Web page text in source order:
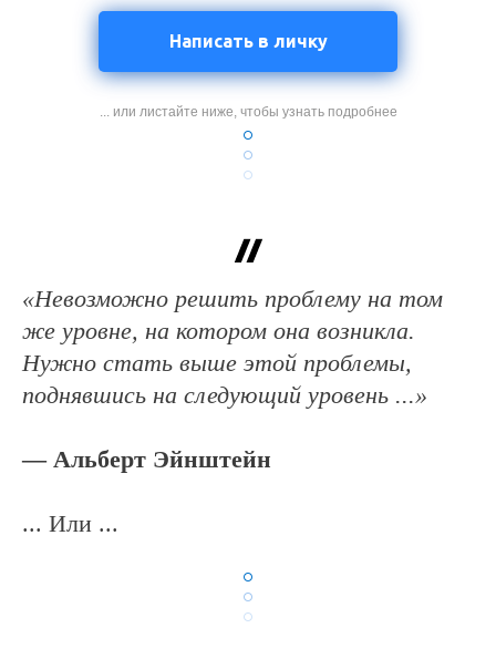
Написать в личку
... или листайте ниже, чтобы узнать подробнее
«Невозможно решить проблему на том
же уровне, на котором она возникла.
Нужно стать выше этой проблемы,
поднявшись на следующий уровень ...»
— Альберт Эйнштейн
... Или ...